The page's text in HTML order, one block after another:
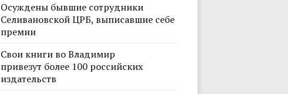
Осуждены бывшие сотрудники
Селивановской ЦРБ, выписавшие себе
премии
Свои книги во Владимир
привезут более 100 российских
издательств